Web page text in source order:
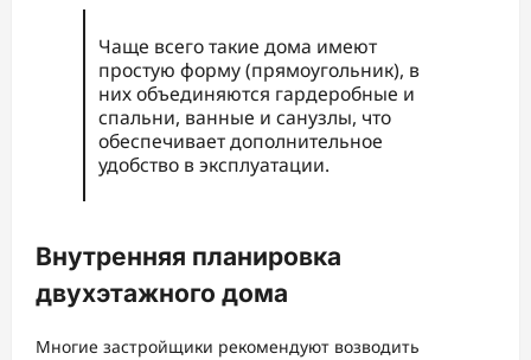
Чаще всего такие дома имеют
простую форму (прямоугольник), в
них объединяются гардеробные и
спальни, ванные и санузлы, что
обеспечивает дополнительное
удобство в эксплуатации.
Внутренняя планировка
двухэтажного дома
Многие застройщики рекомендуют возводить